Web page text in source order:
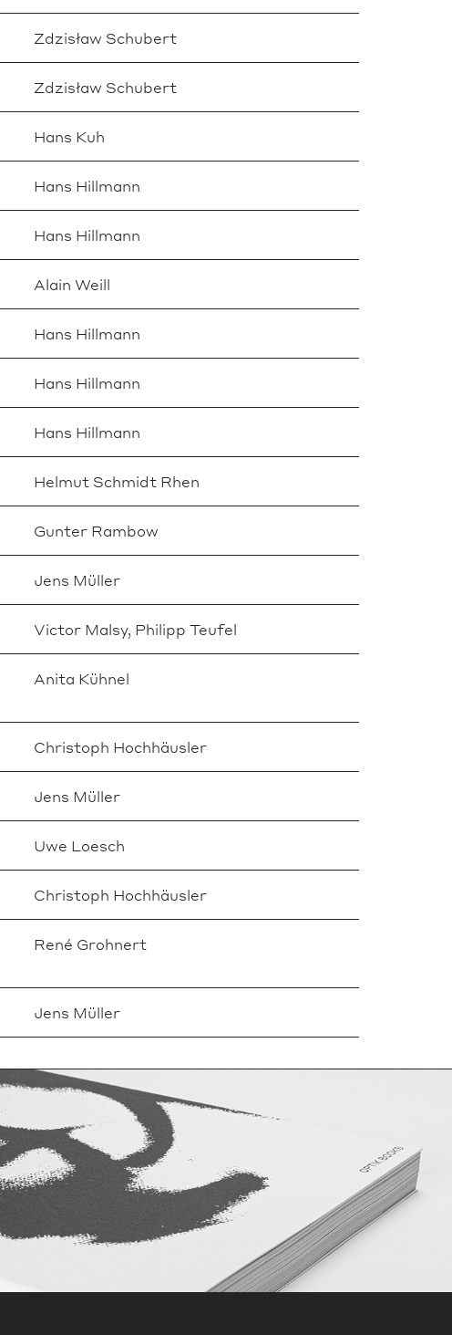
Zdzisław Schubert
Zdzisław Schubert
Hans Kuh
Hans Hillmann
Hans Hillmann
Alain Weill
Hans Hillmann
Hans Hillmann
Hans Hillmann
Helmut Schmidt Rhen
Gunter Rambow
Jens Müller
Victor Malsy, Philipp Teufel
Anita Kühnel
Christoph Hochhäusler
Jens Müller
Uwe Loesch
Christoph Hochhäusler
René Grohnert
Jens Müller